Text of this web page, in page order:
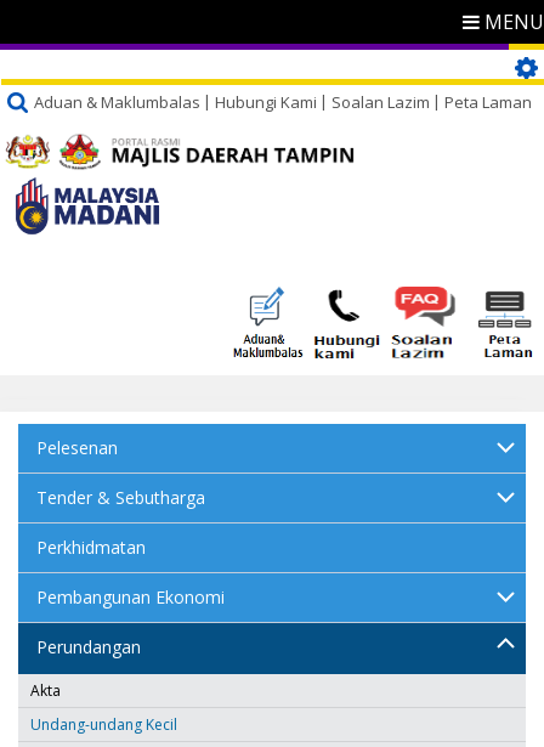
MENU
Aduan & Maklumbalas Hubungi Kami Soalan Lazim Peta Laman
Pelesenan
Tender & Sebutharga
Perkhidmatan
Pembangunan Ekonomi
Perundangan
Akta
Undang-undang Kecil